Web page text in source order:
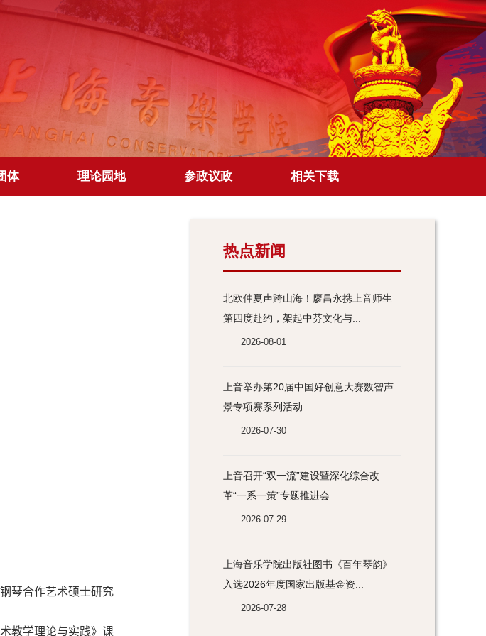
体 理论园地 参政议政 相关下载
琴合作艺术硕士研究
教学理论与实践》课
热点新闻
北欧仲夏声跨山海！廖昌永携上音师生
第四度赴约，架起中芬文化与...
2026-08-01
上音举办第20届中国好创意大赛数智声
景专项赛系列活动
2026-07-30
上音召开“双一流”建设暨深化综合改
革“一系一策”专题推进会
2026-07-29
上海音乐学院出版社图书《百年琴韵》
入选2026年度国家出版基金资...
2026-07-28